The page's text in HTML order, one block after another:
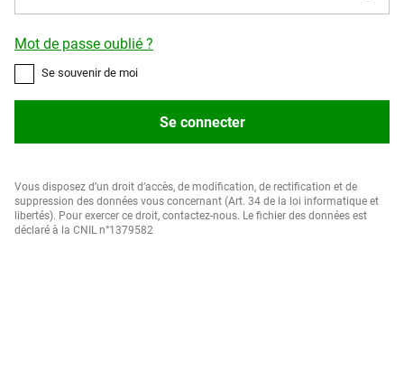
Mot de passe oublié ?
Se souvenir de moi
Se connecter
Vous disposez d’un droit d’accès, de modification, de rectification et de
suppression des données vous concernant (Art. 34 de la loi informatique et
libertés). Pour exercer ce droit, contactez-nous. Le fichier des données est
déclaré à la CNIL n°1379582